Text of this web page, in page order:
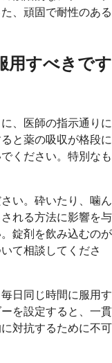
、頑固で耐性のある
用すべきです
、医師の指示通りに
と薬の吸収が格段に
ください。特別なも
い。砕いたり、噛ん
れる方法に影響を与
錠剤を飲み込むのが
て相談してくださ
日同じ時間に服用す
を設定すると、一貫
対抗するために不可